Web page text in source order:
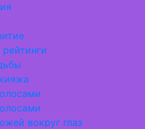
вокруг глаз